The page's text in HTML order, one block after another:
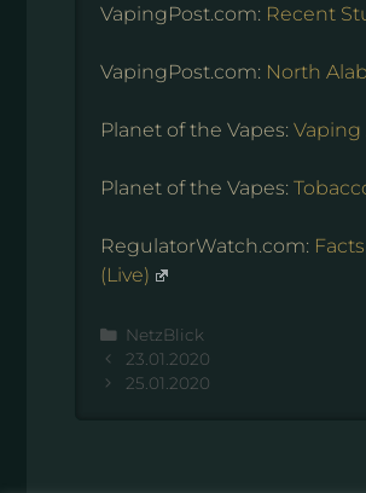
VapingPost.com: Recent
VapingPost.com: North
Planet of the Vapes: Vaping
Planet of the Vapes:
RegulatorWatch.com:
(Live)
Kategorien
NetzBlick
23.01.2020
25.01.2020